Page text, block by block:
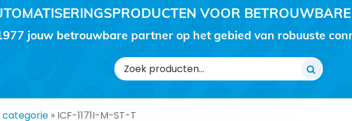
VOOR
jouw betrouwbare partner op het gebied van robuuste
Zoeken
naar:
categorie » ICF-1171I-M-ST-T